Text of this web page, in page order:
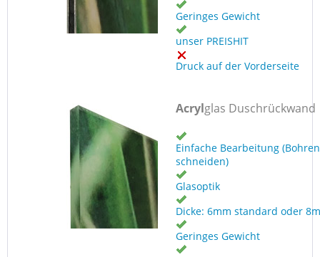
Geringes Gewicht
unser PREISHIT
Druck auf der Vorderseite
Acrylglas Duschrückwand
Einfache Bearbeitung
schneiden)
Glasoptik
Dicke: 6mm standard oder
Geringes Gewicht